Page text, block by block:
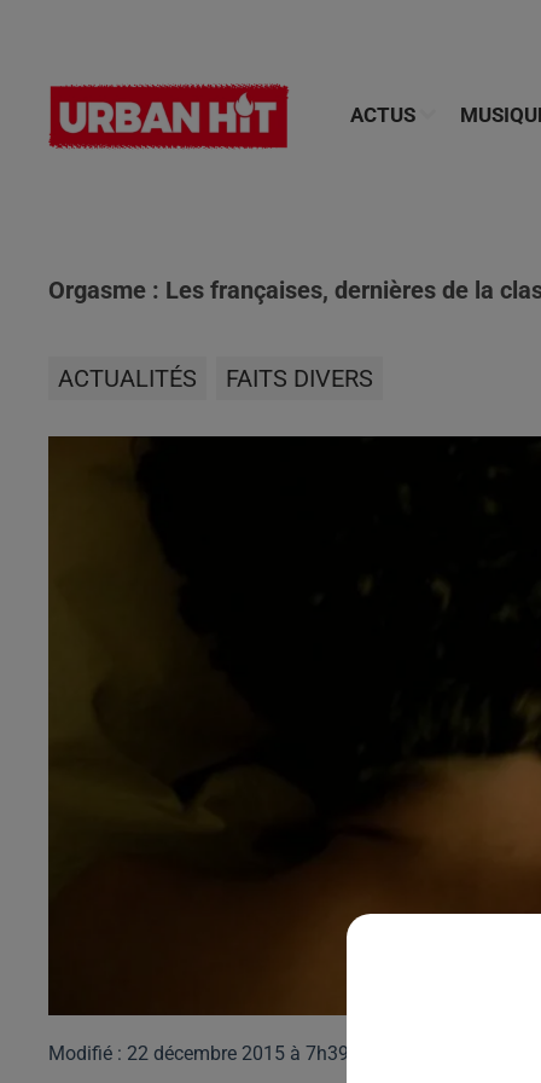
ACTUS
Orgasme : Les françaises, dernières de la
ACTUALITÉS FAITS DIVERS
Modifié : 22 décembre 2015 à 7h39